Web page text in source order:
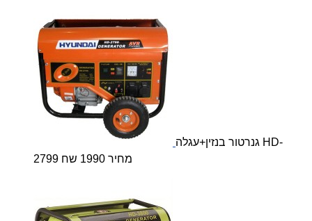
גנרטור בנזין+עגלה HD-
2799 מחיר 1990 שח